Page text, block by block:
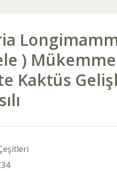
)
Kaktüs